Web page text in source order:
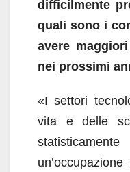
difficilmente
quali sono i
avere
nei prossimi
«I settori
vita e delle